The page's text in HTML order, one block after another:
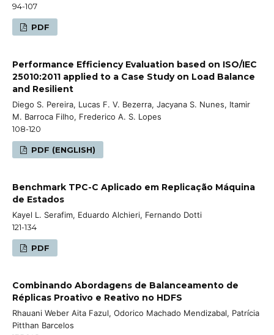
94-107
PDF
Performance Efficiency Evaluation based on ISO/IEC
25010:2011 applied to a Case Study on Load Balance
and Resilient
Diego S. Pereira, Lucas F. V. Bezerra, Jacyana S. Nunes, Itamir
M. Barroca Filho, Frederico A. S. Lopes
108-120
PDF (ENGLISH)
Benchmark TPC-C Aplicado em Replicação Máquina
de Estados
Kayel L. Serafim, Eduardo Alchieri, Fernando Dotti
121-134
PDF
Combinando Abordagens de Balanceamento de
Réplicas Proativo e Reativo no HDFS
Rhauani Weber Aita Fazul, Odorico Machado Mendizabal, Patrícia
Pitthan Barcelos